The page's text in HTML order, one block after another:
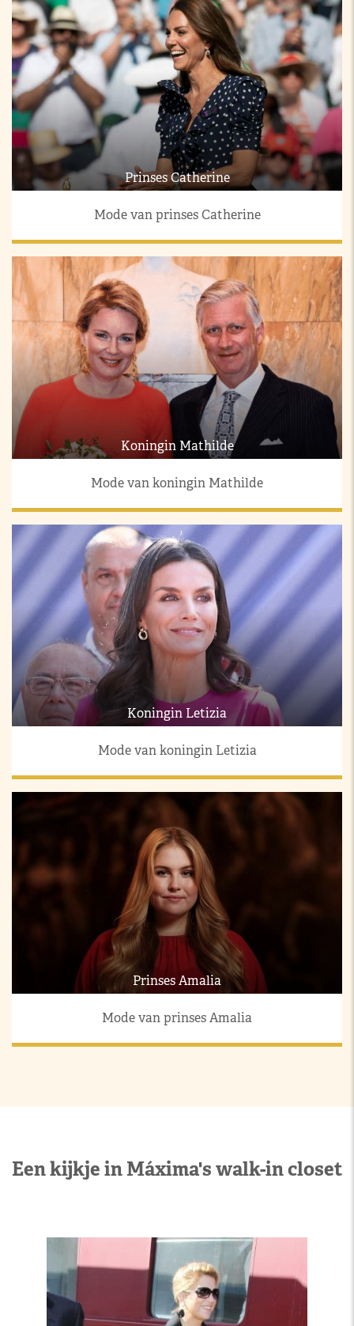
Prinses Catherine
Mode van prinses Catherine
Koningin Mathilde
Mode van koningin Mathilde
Koningin Letizia
Mode van koningin Letizia
Prinses Amalia
Mode van prinses Amalia
Een kijkje in Máxima's walk-in closet